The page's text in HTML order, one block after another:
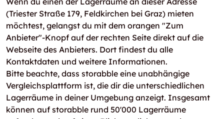
(Triester Straße 179, Feldkirchen bei Graz) mieten
möchtest, gelangst du mit dem orangen "Zum
Anbieter"-Knopf auf der rechten Seite direkt auf die
Webseite des Anbieters. Dort findest du alle
Kontaktdaten und weitere Informationen.
Bitte beachte, dass storabble eine unabhängige
Vergleichsplattform ist, die dir die unterschiedlichen
Lagerräume in deiner Umgebung anzeigt. Insgesamt
können auf storabble rund 50'000 Lagerräume